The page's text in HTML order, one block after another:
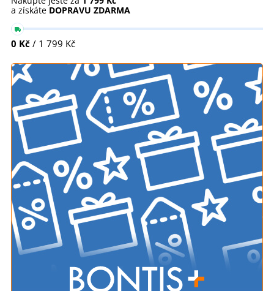
a získáte DOPRAVU ZDARMA
0 Kč / 1 799 Kč